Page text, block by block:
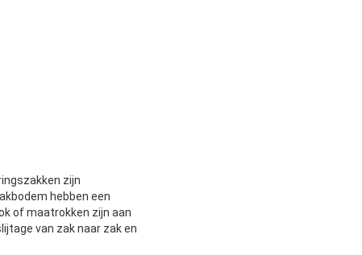
zijn
hebben een
of maatrokken zijn aan
van zak naar zak en